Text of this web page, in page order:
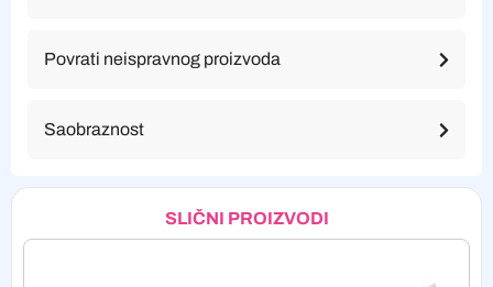
Povrati neispravnog proizvoda
Saobraznost
SLIČNI PROIZVODI